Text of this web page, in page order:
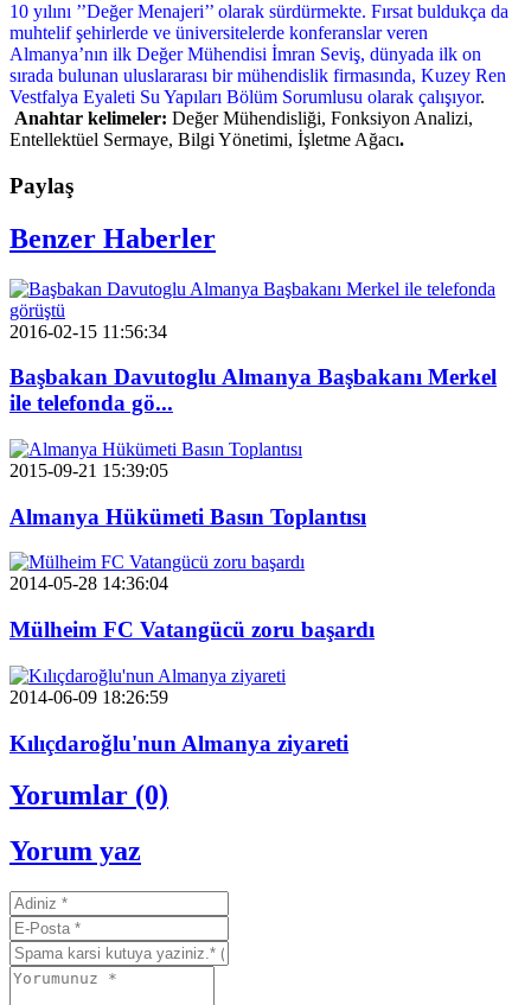
10 yılını ’’Değer Menajeri’’ olarak sürdürmekte. Fırsat buldukça da
muhtelif şehirlerde ve üniversitelerde konferanslar veren
Almanya’nın ilk Değer Mühendisi İmran Seviş, dünyada ilk on
sırada bulunan uluslararası bir mühendislik firmasında, Kuzey Ren
Vestfalya Eyaleti Su Yapıları Bölüm Sorumlusu olarak çalışıyor.
Anahtar kelimeler: Değer Mühendisliği, Fonksiyon Analizi,
Entellektüel Sermaye, Bilgi Yönetimi, İşletme Ağacı.
Paylaş
Benzer Haberler
2016-02-15 11:56:34
Başbakan Davutoglu Almanya Başbakanı Merkel
ile telefonda gö...
2015-09-21 15:39:05
Almanya Hükümeti Basın Toplantısı
2014-05-28 14:36:04
Mülheim FC Vatangücü zoru başardı
2014-06-09 18:26:59
Kılıçdaroğlu'nun Almanya ziyareti
Yorumlar (0)
Yorum yaz